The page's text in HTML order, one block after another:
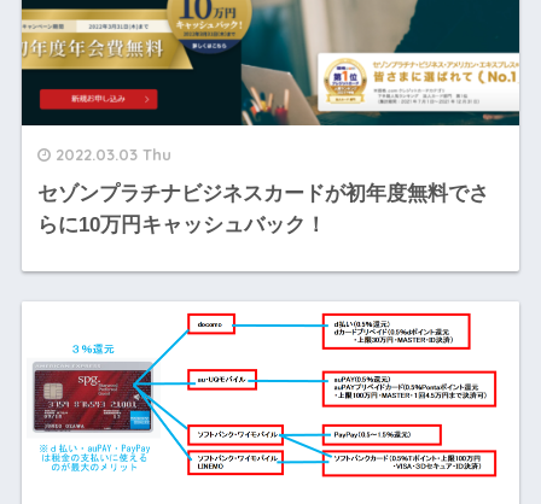
2022.03.03 Thu
セゾンプラチナビジネスカードが初年度無料でさ
らに10万円キャッシュバック！